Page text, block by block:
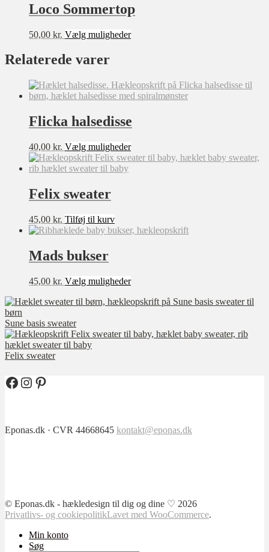
Loco Sommertop
50,00 kr. Vælg mulighederDette
Mulighederne
kan
på
varesiden
Relaterede varer
Flicka halsedisse
40,00 kr. Vælg mulighederDette
vare
på
Felix sweater
45,00 kr. Tilføj til kurv
Mads bukser
45,00 kr. Vælg mulighederDette
har
Mulighederne
Sune basis sweater
Felix sweater
Facebook
Instagram
Pinterest
Eponas.dk · CVR 44668645 kontakt@eponas.dk
© Eponas.dk - hækledesign til dig og dine ♡ 2026
Privatlivs- og cookiepolitikLavet med WooCommerce.
Min konto
Søg